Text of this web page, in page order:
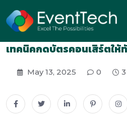
เทคนิคกดบัตรคอนเสิร์ตใ
May 13, 2025 0